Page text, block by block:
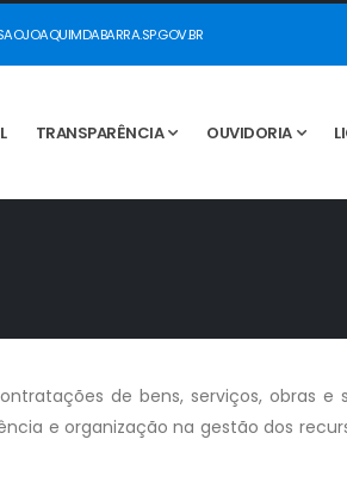
TRANSPARÊNCIA OUVIDORIA
de bens, serviços, obras e
e organização na gestão dos